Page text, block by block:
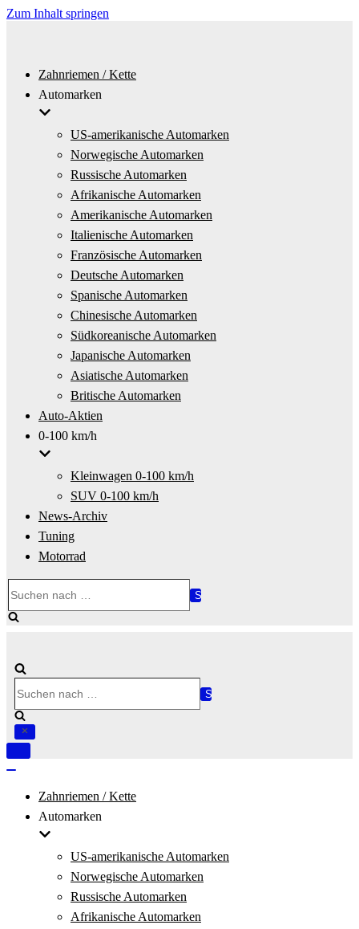
Zum Inhalt springen
Zahnriemen / Kette
Automarken
US-amerikanische Automarken
Norwegische Automarken
Russische Automarken
Afrikanische Automarken
Amerikanische Automarken
Italienische Automarken
Französische Automarken
Deutsche Automarken
Spanische Automarken
Chinesische Automarken
Südkoreanische Automarken
Japanische Automarken
Asiatische Automarken
Britische Automarken
Auto-Aktien
0-100 km/h
Kleinwagen 0-100 km/h
SUV 0-100 km/h
News-Archiv
Tuning
Motorrad
nach …
nach …
Navigation
Zahnriemen / Kette
Automarken
US-amerikanische Automarken
Norwegische Automarken
Russische Automarken
Afrikanische Automarken